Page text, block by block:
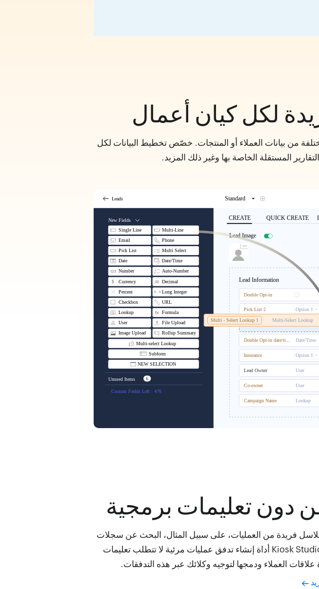
لكل كيان أعمال
من بيانات العملاء أو المنتجات. خصّص تخطيط البيانات لكل
المستقلة الخاصة بها وغير ذلك المزيد.
تعليمات برمجية
فريدة من العمليات، على سبيل المثال، البحث عن سجلات
تتطابق مع موضوع محدد وتحديث حالتها وإرسال إشعار بشأنها. يُعد Kiosk Studio أداة إنشاء تدفق عمليات مرئية لا تتطلب تعليمات
العملاء ودمجها لتوجيه وكلائك عبر هذه التدفقات.